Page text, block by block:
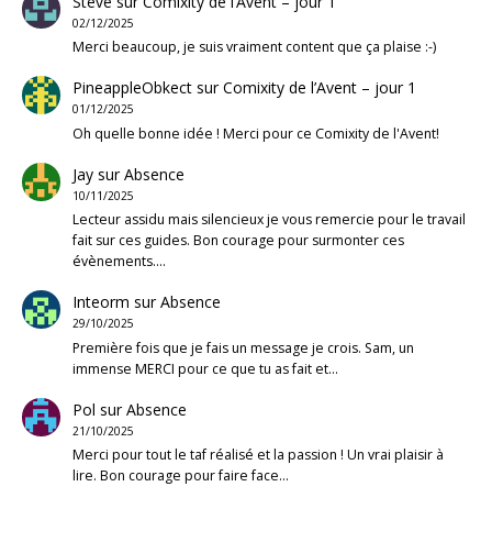
02/12/2025
Merci beaucoup, je suis vraiment content que ça plaise :-)
PineappleObkectsurComixity de l’Avent – jour 1
01/12/2025
Oh quelle bonne idée ! Merci pour ce Comixity de l'Avent!
JaysurAbsence
10/11/2025
Lecteur assidu mais silencieux je vous remercie pour le travail
fait sur ces guides. Bon courage pour surmonter ces
évènements.…
Inteorm surAbsence
29/10/2025
Première fois que je fais un message je crois. Sam, un
immense MERCI pour ce que tu as fait et…
Pol surAbsence
21/10/2025
Merci pour tout le taf réalisé et la passion ! Un vrai plaisir à
lire. Bon courage pour faire face…